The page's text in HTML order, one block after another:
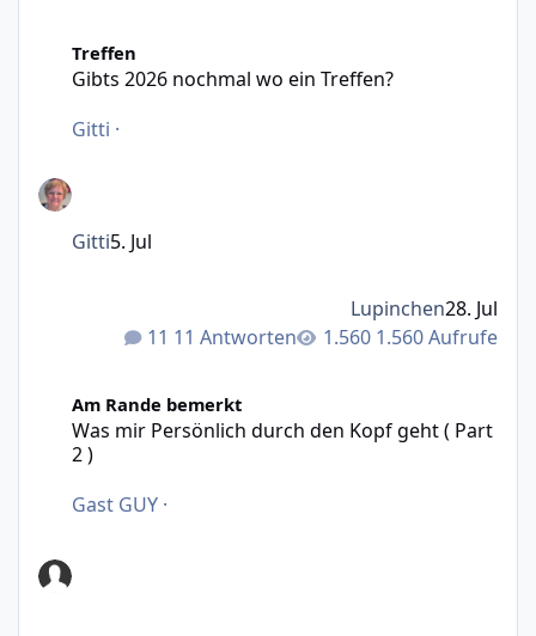
Treffen
Gibts 2026 nochmal wo ein Treffen?
Gitti ·
11 Antworten 1.560 Aufrufe
Gitti5. Jul
Lupinchen28. Jul
Am Rande bemerkt
Was mir Persönlich durch den Kopf geht ( Part
2 )
Gast GUY ·